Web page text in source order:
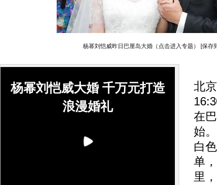
杨幂刘恺威昨日巴厘岛大婚（点击进入专题） [保存
杨幂刘恺威大婚 千万元打造
浪漫婚礼
北
在
始
白
单
里